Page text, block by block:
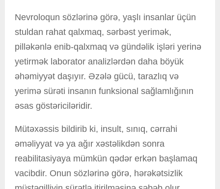
Nevroloqun sözlərinə görə, yaşlı insanlar üçün
stuldan rahat qalxmaq, sərbəst yerimək,
pilləkənlə enib-qalxmaq və gündəlik işləri yerinə
yetirmək laborator analizlərdən daha böyük
əhəmiyyət daşıyır. Əzələ gücü, tarazlıq və
yerimə sürəti insanın funksional sağlamlığının
əsas göstəriciləridir.
Mütəxəssis bildirib ki, insult, sınıq, cərrahi
əməliyyat və ya ağır xəstəlikdən sonra
reabilitasiyaya mümkün qədər erkən başlamaq
vacibdir. Onun sözlərinə görə, hərəkətsizlik